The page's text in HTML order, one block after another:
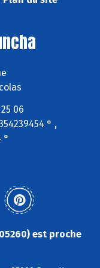
06
° ,
°
est proche